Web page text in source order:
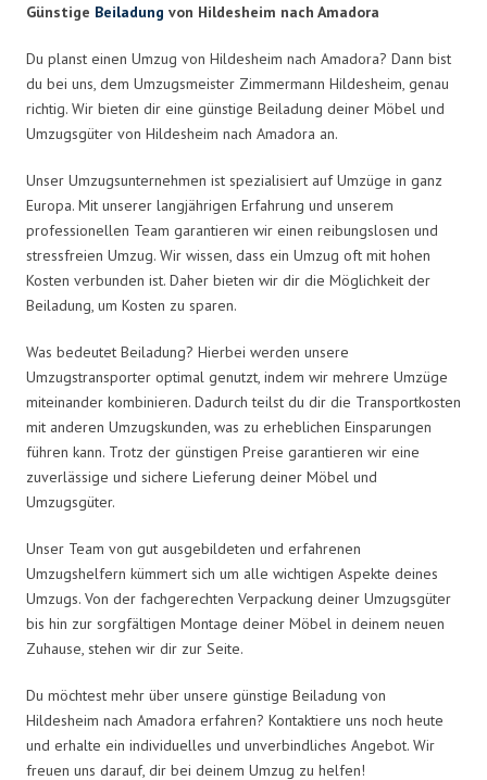
Günstige Beiladung von Hildesheim nach Amadora
Du planst einen Umzug von Hildesheim nach Amadora? Dann bist
du bei uns, dem Umzugsmeister Zimmermann Hildesheim, genau
richtig. Wir bieten dir eine günstige Beiladung deiner Möbel und
Umzugsgüter von Hildesheim nach Amadora an.
Unser Umzugsunternehmen ist spezialisiert auf Umzüge in ganz
Europa. Mit unserer langjährigen Erfahrung und unserem
professionellen Team garantieren wir einen reibungslosen und
stressfreien Umzug. Wir wissen, dass ein Umzug oft mit hohen
Kosten verbunden ist. Daher bieten wir dir die Möglichkeit der
Beiladung, um Kosten zu sparen.
Was bedeutet Beiladung? Hierbei werden unsere
Umzugstransporter optimal genutzt, indem wir mehrere Umzüge
miteinander kombinieren. Dadurch teilst du dir die Transportkosten
mit anderen Umzugskunden, was zu erheblichen Einsparungen
führen kann. Trotz der günstigen Preise garantieren wir eine
zuverlässige und sichere Lieferung deiner Möbel und
Umzugsgüter.
Unser Team von gut ausgebildeten und erfahrenen
Umzugshelfern kümmert sich um alle wichtigen Aspekte deines
Umzugs. Von der fachgerechten Verpackung deiner Umzugsgüter
bis hin zur sorgfältigen Montage deiner Möbel in deinem neuen
Zuhause, stehen wir dir zur Seite.
Du möchtest mehr über unsere günstige Beiladung von
Hildesheim nach Amadora erfahren? Kontaktiere uns noch heute
und erhalte ein individuelles und unverbindliches Angebot. Wir
freuen uns darauf, dir bei deinem Umzug zu helfen!